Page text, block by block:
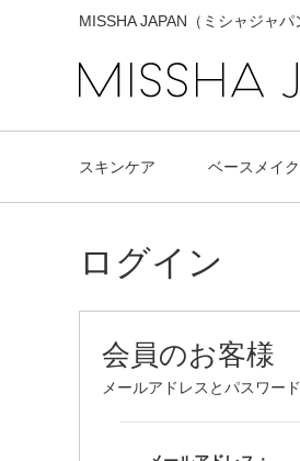
MISSHA JAPAN（ミシャジャ
スキンケア ベースメイク
ログイン
会員のお客様
メールアドレスとパスワー